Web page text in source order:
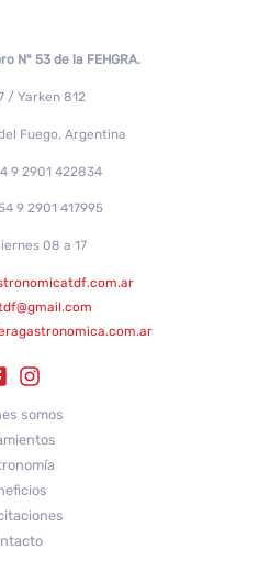
N° 53 de la FEHGRA.
/ Yarken 812
Fuego, Argentina
9 2901 422834
9 2901 417995
08 a 17
somos